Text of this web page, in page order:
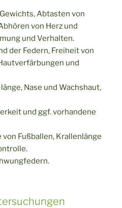
Abtasten von
von Herz und
und Verhalten.
der Federn, Freiheit von
und
Nase und Wachshaut,
und ggf. vorhandene
Fußballen, Krallenlänge